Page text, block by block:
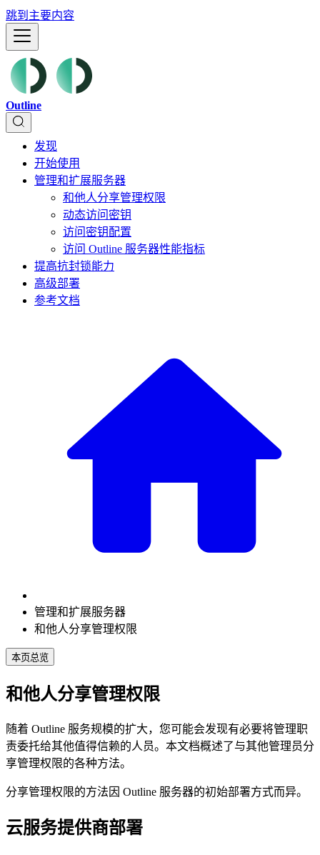
跳到主要内容
Outline
发现
开始使用
管理和扩展服务器
和他人分享管理权限
动态访问密钥
访问密钥配置
访问 Outline 服务器性能指标
提高抗封锁能力
高级部署
参考文档
管理和扩展服务器
和他人分享管理权限
本页总览
和他人分享管理权限
随着 Outline 服务规模的扩大，您可能会发现有必要将管理职
责委托给其他值得信赖的人员。本文档概述了与其他管理员分
享管理权限的各种方法。
分享管理权限的方法因 Outline 服务器的初始部署方式而异。
云服务提供商部署